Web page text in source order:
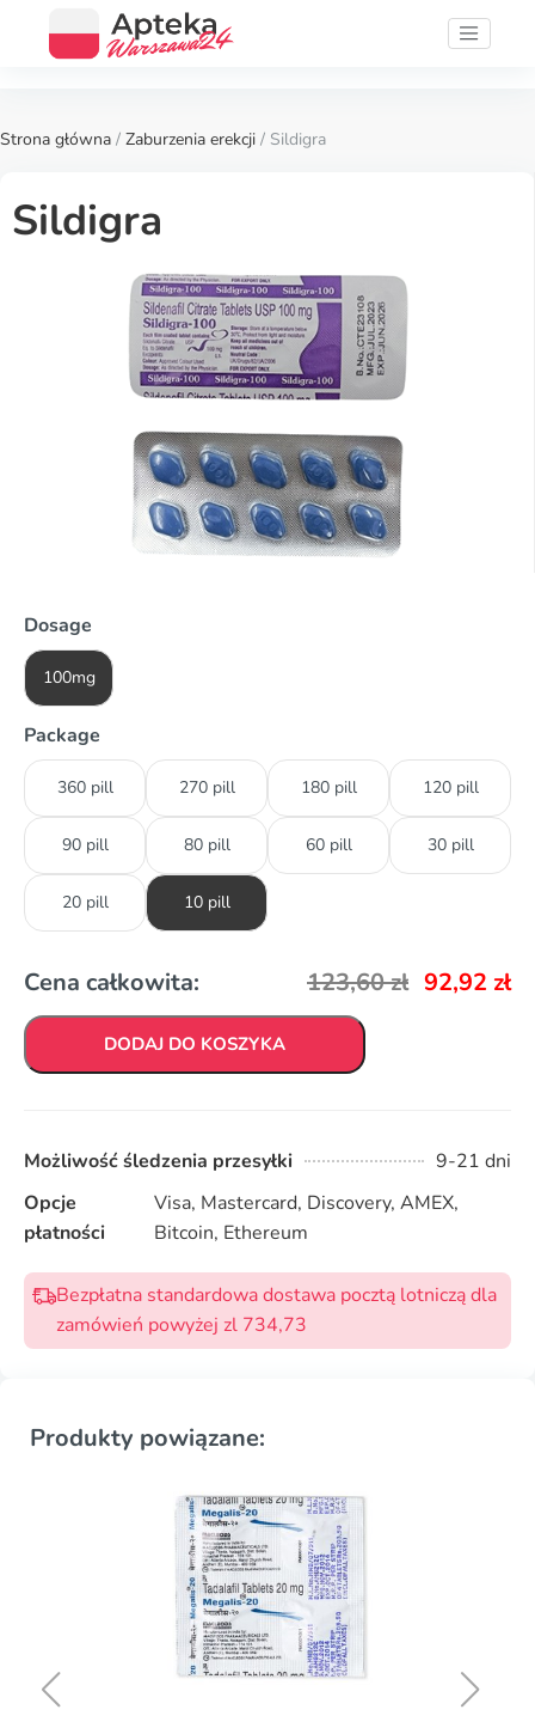
Strona główna / Zaburzenia erekcji / Sildigra
Sildigra
Dosage
100mg
Package
360 pill 270 pill 180 pill 120 pill
90 pill 80 pill 60 pill 30 pill
20 pill 10 pill
Cena całkowita: 123,60zł 92,92 zł
DODAJ DO KOSZYKA
Możliwość śledzenia przesyłki
9-21 dni
Opcje
płatności
Visa, Mastercard, Discovery, AMEX,
Bitcoin, Ethereum
Bezpłatna standardowa dostawa pocztą lotniczą dla
zamówień powyżej zl 734,73
Produkty powiązane: